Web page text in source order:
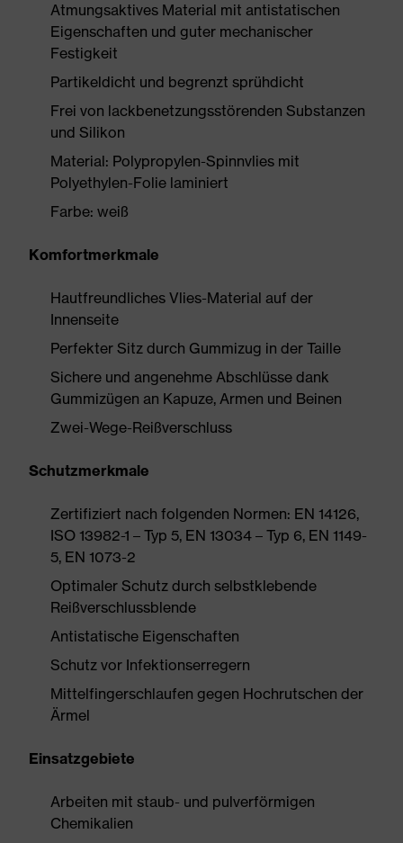
Atmungsaktives Material mit antistatischen
Eigenschaften und guter mechanischer
Festigkeit
Partikeldicht und begrenzt sprühdicht
Frei von lackbenetzungsstörenden Substanzen
und Silikon
Material: Polypropylen-Spinnvlies mit
Polyethylen-Folie laminiert
Farbe: weiß
Komfortmerkmale
Hautfreundliches Vlies-Material auf der
Innenseite
Perfekter Sitz durch Gummizug in der Taille
Sichere und angenehme Abschlüsse dank
Gummizügen an Kapuze, Armen und Beinen
Zwei-Wege-Reißverschluss
Schutzmerkmale
Zertifiziert nach folgenden Normen: EN 14126,
ISO 13982-1 – Typ 5, EN 13034 – Typ 6, EN 1149-
5, EN 1073-2
Optimaler Schutz durch selbstklebende
Reißverschlussblende
Antistatische Eigenschaften
Schutz vor Infektionserregern
Mittelfingerschlaufen gegen Hochrutschen der
Ärmel
Einsatzgebiete
Arbeiten mit staub- und pulverförmigen
Chemikalien